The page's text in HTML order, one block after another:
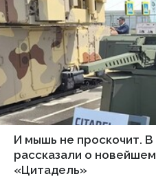
И мышь не проскочит.
рассказали о
«Цитадель»